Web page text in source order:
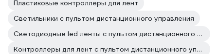
Пластиковые контроллеры для лент
Светильники с пультом дистанционного управления
Светодиодные led ленты с пультом дистанционного управления
Контроллеры для лент с пультом дистанционного управления